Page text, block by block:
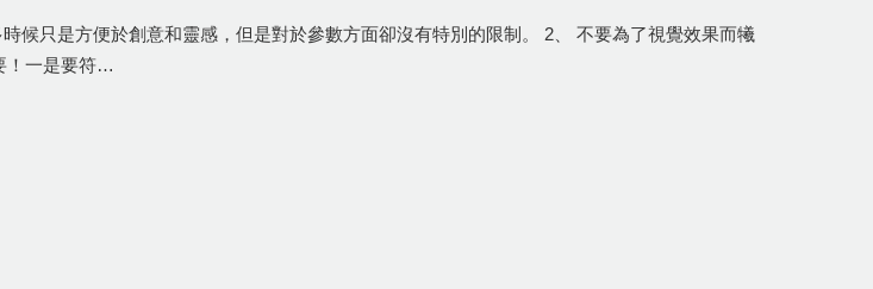
候只是方便於創意和靈感，但是對於參數方面卻沒有特別的限制。 2、 不要為了視覺效果而犧
！一是要符…